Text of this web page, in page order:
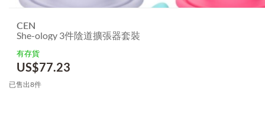
CEN
She-ology 3件陰道擴張器套裝
有存貨
US$77.23
已售出8件